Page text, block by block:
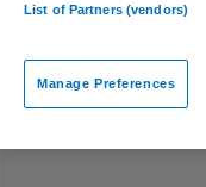
List of Partners (vendors)
Manage Preferences